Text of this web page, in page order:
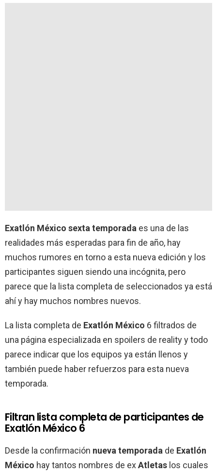
Exatlón México sexta temporada es una de las
realidades más esperadas para fin de año, hay
muchos rumores en torno a esta nueva edición y los
participantes siguen siendo una incógnita, pero
parece que la lista completa de seleccionados ya está
ahí y hay muchos nombres nuevos.
La lista completa de Exatlón México 6 filtrados de
una página especializada en spoilers de reality y todo
parece indicar que los equipos ya están llenos y
también puede haber refuerzos para esta nueva
temporada.
Filtran lista completa de participantes de
Exatlón México 6
Desde la confirmación nueva temporada de Exatlón
México hay tantos nombres de exAtletas los cuales